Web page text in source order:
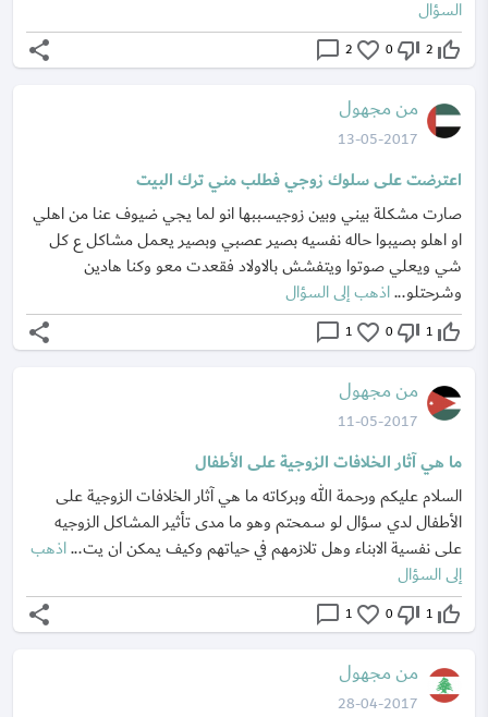
السؤال
thumb_up_off_alt
2
thumb_down_off_alt
0
favorite_border
2
chat_bubble_outline
share
من مجهول
13-05-2017
اعترضت على سلوك زوجي فطلب مني ترك البيت
صارت مشكلة بيني وبين زوجيسببها انو لما يجي ضيوف عنا من اهلي
او اهلو بصيبوا حاله نفسيه بصير عصبي وبصير يعمل مشاكل ع كل
شي ويعلي صوتوا ويتفشش بالاولاد فقعدت معو وكنا هادين
وشرحتلو...اذهب إلى السؤال
thumb_up_off_alt
1
thumb_down_off_alt
0
favorite_border
1
chat_bubble_outline
share
من مجهول
11-05-2017
ما هي آثار الخلافات الزوجية على الأطفال
السلام عليكم ورحمة الله وبركاته ما هي آثار الخلافات الزوجية على
الأطفال لدي سؤال لو سمحتم وهو ما مدى تأثير المشاكل الزوجيه
على نفسية الابناء وهل تلازمهم في حياتهم وكيف يمكن ان يت...اذهب
إلى السؤال
thumb_up_off_alt
1
thumb_down_off_alt
0
favorite_border
1
chat_bubble_outline
share
من مجهول
28-04-2017